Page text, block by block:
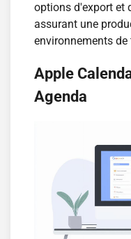
options d'export et
assurant une
environnements
Apple
Agenda